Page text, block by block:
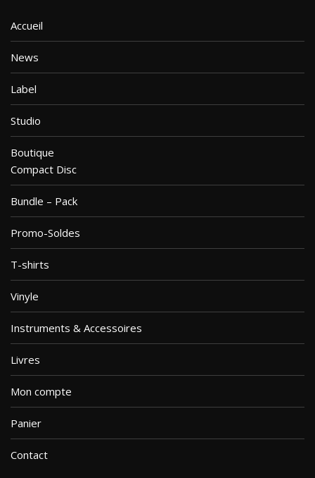
Accueil
News
Label
Studio
Boutique
Compact Disc
Bundle – Pack
Promo-Soldes
T-shirts
Vinyle
Instruments & Accessoires
Livres
Mon compte
Panier
Contact